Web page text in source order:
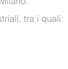
tra i quali: